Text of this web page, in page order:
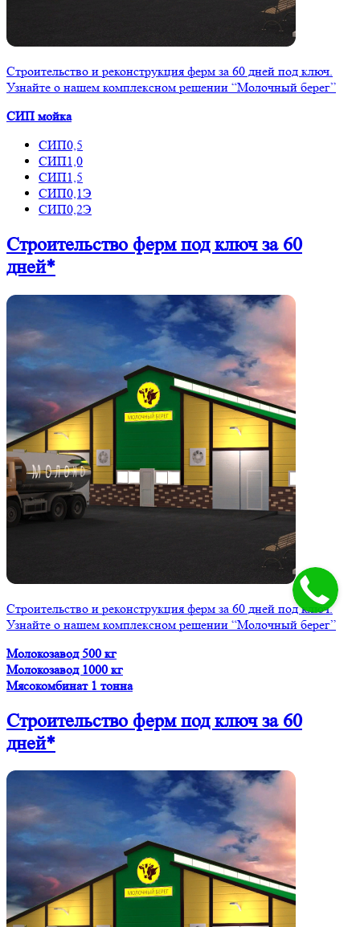
Строительство и реконструкция ферм за 60 дней под ключ.
Узнайте о нашем комплексном решении “Молочный берег”
СИП мойка
СИП0,5
СИП1,0
СИП1,5
СИП0,1Э
СИП0,2Э
Строительство фермпод ключ за 60
дней*
Строительство и реконструкция ферм за 60 дней под ключ.
Узнайте о нашем комплексном решении “Молочный берег”
Молокозавод 500 кг
Молокозавод 1000 кг
Мясокомбинат 1 тонна
Строительство фермпод ключ за 60
дней*